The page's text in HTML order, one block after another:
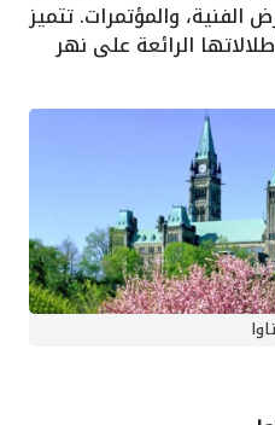
الفنية، والمؤتمرات. تتميز
الرائعة على نهر